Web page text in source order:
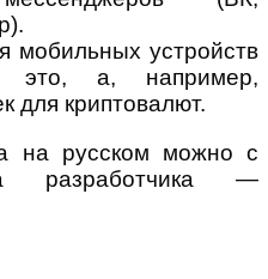
мобильных устройств
это, а, например,
для криптовалют.
на русском можно с
разработчика —